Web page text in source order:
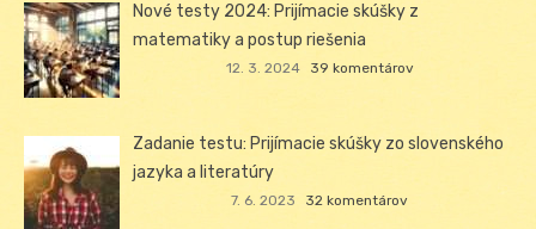
Nové testy 2024: Prijímacie skúšky z
matematiky a postup riešenia
12. 3. 2024 39 komentárov
Zadanie testu: Prijímacie skúšky zo slovenského
jazyka a literatúry
7. 6. 2023 32 komentárov